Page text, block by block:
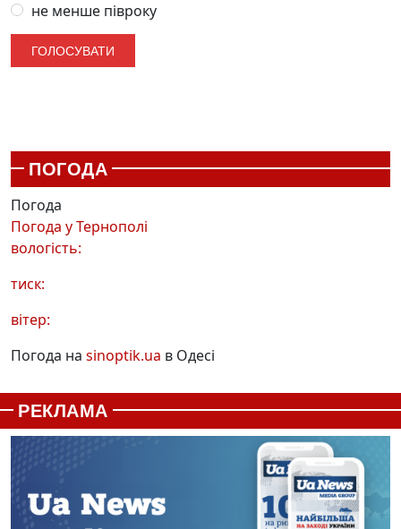
не менше півроку
ПОГОДА
Погода
Погода уТернополі
вологість:
тиск:
вітер:
Погода на sinoptik.ua в Одесі
РЕКЛАМА